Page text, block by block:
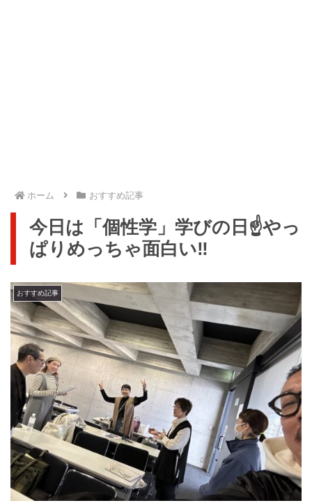
ホーム おすすめ記事
今日は「個性学」学びの日☝️やっ
ぱりめっちゃ面白い‼️
おすすめ記事